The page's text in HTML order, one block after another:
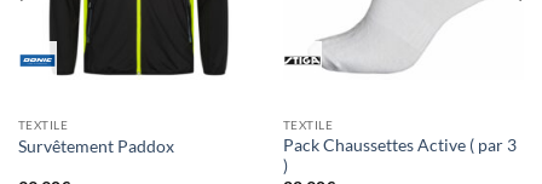
TEXTILE
Survêtement Paddox
TEXTILE
Pack Chaussettes Active ( par 3
)